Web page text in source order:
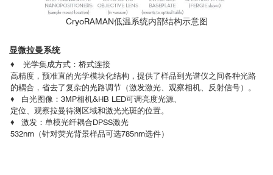
CryoRAMAN低温系统内部结构示意图
显微拉曼系统
♦ 光学集成方式：桥式连接
高精度，预准直的光学模块化结构，提供了样品到光谱仪之间各种光路
的耦合，省去了复杂的光路调节（激发激光、观察相机、反射信号）。
♦ 白光图像：3MP相机&HB LED可调亮度光源、
定位、观察拉曼待测区域和激光光斑的位置。
♦ 激发：单模光纤耦合DPSS激光
532nm（针对荧光背景样品可选785nm选件）